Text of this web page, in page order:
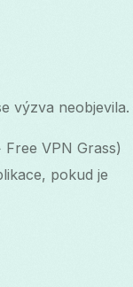
výzva neobjevila.
VPN Grass)
pokud je